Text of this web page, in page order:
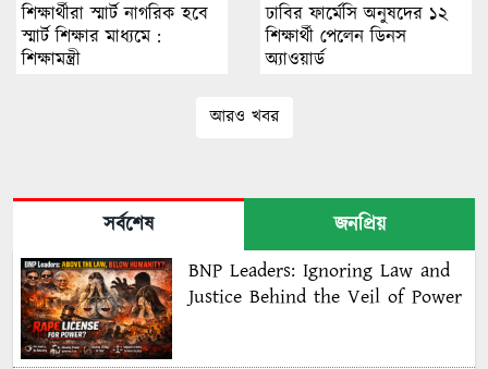
শিক্ষার্থীরা স্মার্ট নাগরিক হবে
স্মার্ট শিক্ষার মাধ্যমে :
শিক্ষামন্ত্রী
ঢাবির ফার্মেসি অনুষদের ১২
শিক্ষার্থী পেলেন ডিনস
অ্যাওয়ার্ড
আরও খবর
সর্বশেষ
জনপ্রিয়
BNP Leaders: Ignoring Law and
Justice Behind the Veil of Power